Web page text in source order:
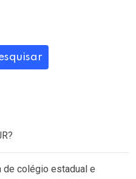
de colégio estadual e